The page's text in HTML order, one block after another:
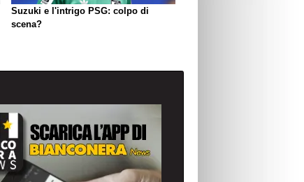
Suzuki e l'intrigo PSG: colpo di
scena?